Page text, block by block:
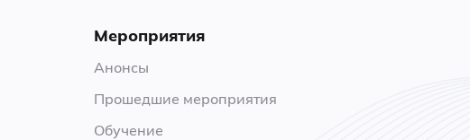
Мероприятия
Анонсы
Прошедшие мероприятия
Обучение